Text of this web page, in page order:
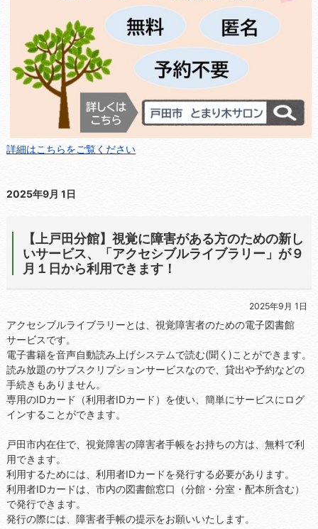
詳細はこちらをご覧ください
2025年9月 1日
【上戸田分館】視覚に障害がある方のための新し
いサービス、「アクセシブルライブラリー」が９
月１日から利用できます！
2025年9月 1日
アクセシブルライブラリーとは、視覚障害者のための電子図書館
サービスです。
電子書籍を音声自動読み上げシステムで読む(聞く)ことができます。
読み放題のサブスクリプションサービスなので、貸出や予約などの
手続きもありません。
専用のIDカード（利用者IDカード）を使い、簡単にサービスにログ
インすることができます。
戸田市内在住で、視覚障害の障害者手帳をお持ちの方は、無料で利
用できます。
利用するためには、利用者IDカードを発行する必要があります。
利用者IDカードは、市内の図書館窓口（分館・分室・配本所含む）
で発行できます。
発行の際には、障害者手帳の提示をお願いいたします。